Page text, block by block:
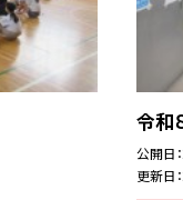
令和
公開日
更新日